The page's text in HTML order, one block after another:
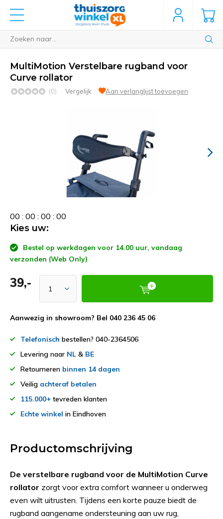
MultiMotion Verstelbare rugband voor
Curve rollator
(0) Vergelijk Aan verlanglijst toevoegen
00 : 00 : 00 : 00
Kies uw:
Bestel op werkdagen voor 14.00 uur, vandaag
verzonden (Web Only)
39,-
Aanwezig in showroom? Bel 040 236 45 06
Telefonisch bestellen? 040-2364506
Levering naar NL & BE
Retourneren binnen 14 dagen
Veilig achteraf betalen
115.000+ tevreden klanten
Echte winkel in Eindhoven
Productomschrijving
De verstelbare rugband voor de MultiMotion Curve
rollator zorgt voor extra comfort wanneer u onderweg
even wilt uitrusten. Tijdens een korte pauze biedt de
rugband aangename ondersteuning aan uw rug,